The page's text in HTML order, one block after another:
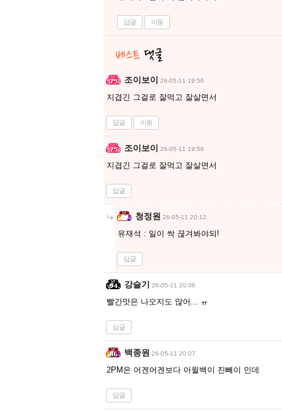
답글 이동
조이보이 26-05-11 19:56
지겹긴 그걸로 잘먹고 잘살면서
답글 이동
조이보이 26-05-11 19:56
지겹긴 그걸로 잘먹고 잘살면서
답글
청정원 26-05-11 20:12
유재석 : 일이 싹 끊겨봐야되!
답글
강슬기 26-05-11 20:06
빨간맛은 나오지도 않어... ㅠ
답글
백종원 26-05-11 20:07
2PM은 어겐어겐보다 아윌백이 진빼이 인데
답글